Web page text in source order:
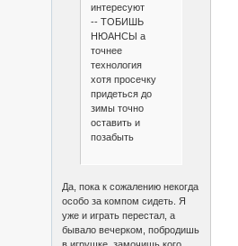
интересуют
-- ТОБИШЬ
НЮАНСЫ а
точнее
технология
хотя просечку
придеться до
зимы точно
оставить и
позабыть
Да, пока к сожалению некогда
особо за компом сидеть. Я
уже и играть перестал, а
бывало вечерком, побродишь